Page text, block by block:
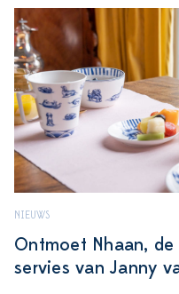
NIEUWS
Ontmoet Nhaan,
servies van Janny